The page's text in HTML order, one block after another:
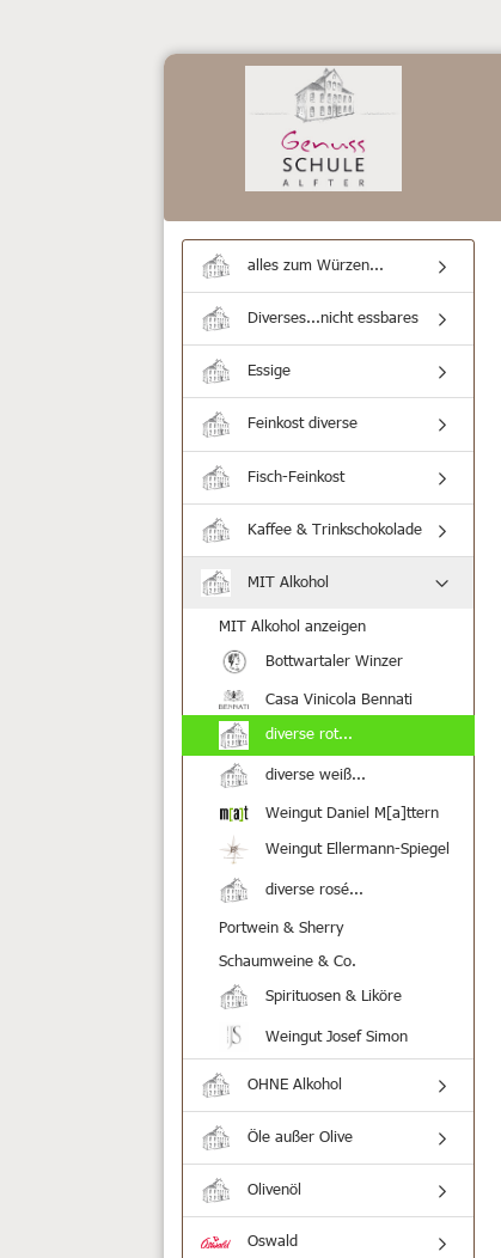
alles zum Würzen...
Diverses...nicht essbares
Essige
Feinkost diverse
Fisch-Feinkost
Kaffee & Trinkschokolade
MIT Alkohol
MIT Alkohol anzeigen
Bottwartaler Winzer
Casa Vinicola Bennati
diverse rot...
diverse weiß...
Weingut Daniel M[a]ttern
Weingut Ellermann-Spiegel
diverse rosé...
Portwein & Sherry
Schaumweine & Co.
Spirituosen & Liköre
Weingut Josef Simon
OHNE Alkohol
Öle außer Olive
Olivenöl
Oswald